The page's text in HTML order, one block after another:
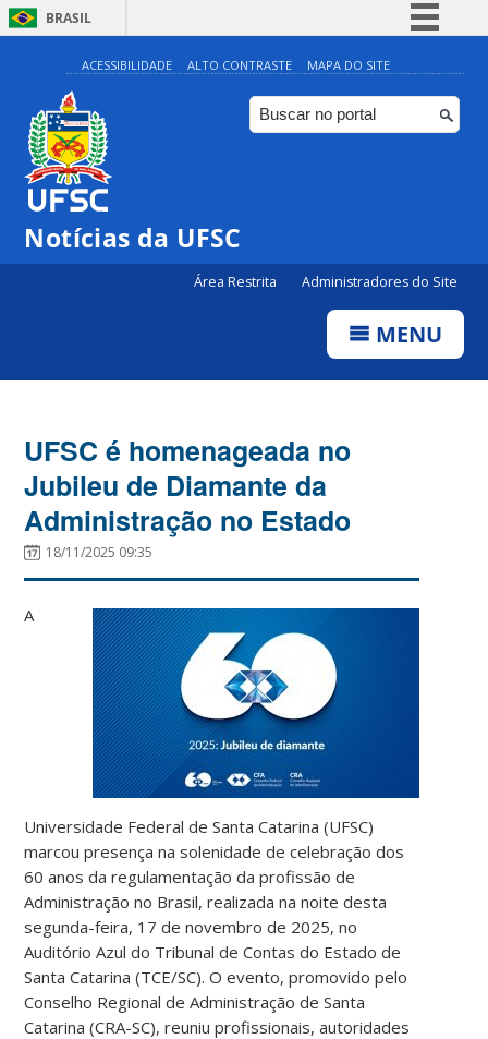
BRASIL
Simplifique!
Comunica BR
Participe
ACESSIBILIDADE ALTO CONTRASTE MAPA DO SITE
Notícias da UFSC
Área Restrita Administradores do Site
MENU
UFSC é homenageada no
Jubileu de Diamante da
Administração no Estado
18/11/2025 09:35
A
Universidade Federal de Santa Catarina (UFSC)
marcou presença na solenidade de celebração dos
60 anos da regulamentação da profissão de
Administração no Brasil, realizada na noite desta
segunda-feira, 17 de novembro de 2025, no
Auditório Azul do Tribunal de Contas do Estado de
Santa Catarina (TCE/SC). O evento, promovido pelo
Conselho Regional de Administração de Santa
Catarina (CRA-SC), reuniu profissionais, autoridades